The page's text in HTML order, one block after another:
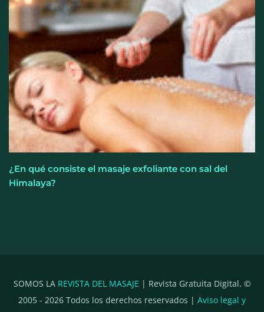
¿En qué consiste el masaje exfoliante con sal del
Himalaya?
SOMOS LA REVISTA DEL MASAJE | Revista Gratuita Digital. ©
2005 - 2026 Todos los derechos reservados | Aviso legal y